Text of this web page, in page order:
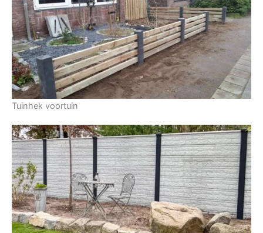
Tuinhek voortuin